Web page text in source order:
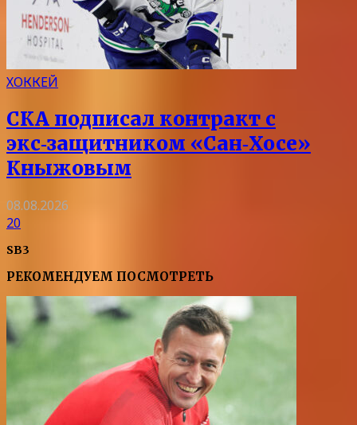
ХОККЕЙ
СКА подписал контракт с
экс‑защитником «Сан‑Хосе»
Кныжовым
08.08.2026
20
SB3
РЕКОМЕНДУЕМ ПОСМОТРЕТЬ